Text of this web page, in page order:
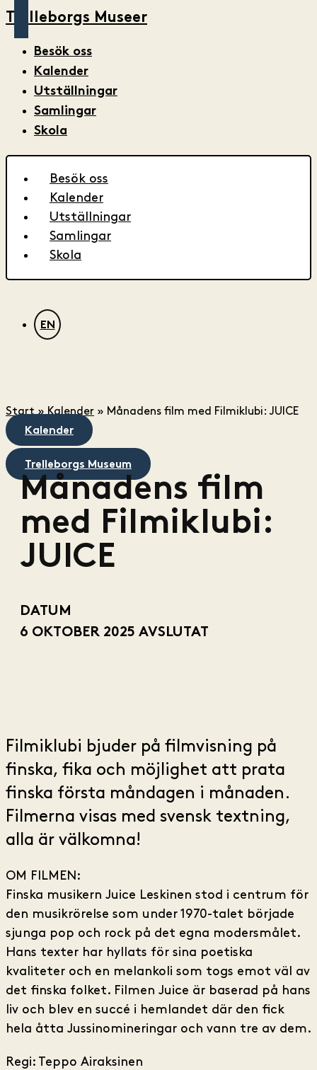
Trelleborgs Museer
Besök oss
Kalender
Utställningar
Samlingar
Skola
Besök oss
Kalender
Utställningar
Samlingar
Skola
EN
Start»Kalender » Månadens film med Filmiklubi: JUICE
Kalender
Trelleborgs Museum
Månadens film
med Filmiklubi:
JUICE
DATUM
6 OKTOBER 2025 AVSLUTAT
Filmiklubi bjuder på filmvisning på
finska, fika och möjlighet att prata
finska första måndagen i månaden.
Filmerna visas med svensk textning,
alla är välkomna!
OM FILMEN:
Finska musikern Juice Leskinen stod i centrum för
den musikrörelse som under 1970-talet började
sjunga pop och rock på det egna modersmålet.
Hans texter har hyllats för sina poetiska
kvaliteter och en melankoli som togs emot väl av
det finska folket. Filmen Juice är baserad på hans
liv och blev en succé i hemlandet där den fick
hela åtta Jussinomineringar och vann tre av dem.
Regi: Teppo Airaksinen